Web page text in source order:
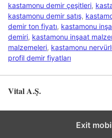
kastamonu demir çeşitleri,
kastamonu demir satış,
demir ton fiyatı, kastamonu
demiri, kastamonu inşaat
malzemeleri, kastamonu
profil demir fiyatları
Vital A.Ş.
Exit